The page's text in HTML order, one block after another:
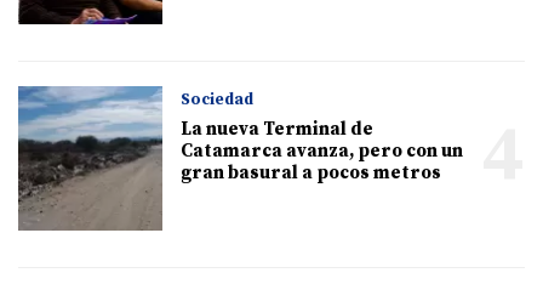
Sociedad
La nueva Terminal de
Catamarca avanza, pero con un
gran basural a pocos metros